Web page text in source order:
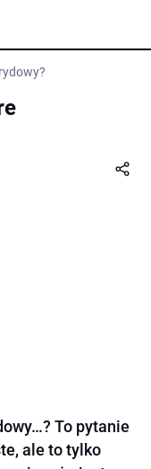
To pytanie
ale to tylko